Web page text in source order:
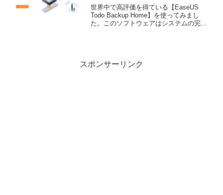
Home】を使ってみました
世界中で高評価を得ている【EaseUS
Todo Backup Home】を使ってみまし
た。このソフトウェアはシステムの完全
スポンサーリンク